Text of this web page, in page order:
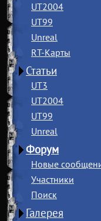
UT2004
UT99
Unreal
RT-Карты
Статьи
UT3
UT2004
UT99
Unreal
Форум
Новые
Участники
Поиск
Галерея